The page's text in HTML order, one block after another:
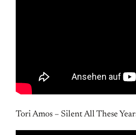
Tori Amos – Silent All These